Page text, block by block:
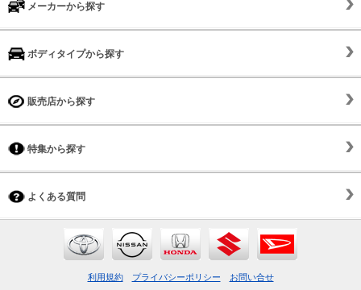
メーカーから探す
ボディタイプから探す
販売店から探す
特集から探す
よくある質問
利用規約 プライバシーポリシー お問い合せ